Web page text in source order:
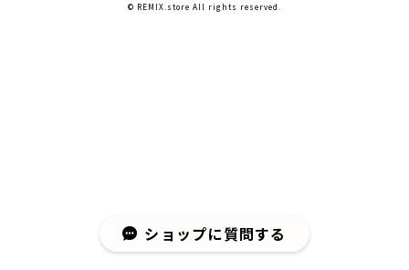
© REMIX.store All rights reserved.
ショップに質問する